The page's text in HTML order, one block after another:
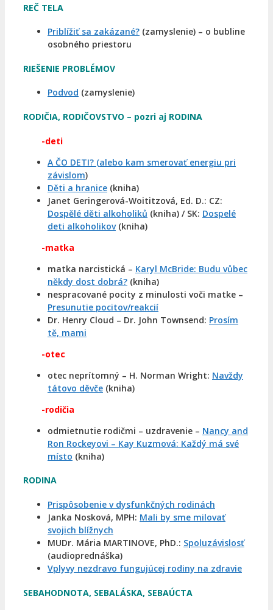
REČ TELA
Priblížiť sa zakázané? (zamyslenie) – o bubline
osobného priestoru
RIEŠENIE PROBLÉMOV
Podvod (zamyslenie)
RODIČIA, RODIČOVSTVO – pozri aj RODINA
-deti
A ČO DETI? (alebo kam smerovať energiu pri
závislom)
Děti a hranice (kniha)
Janet Geringerová-Woititzová, Ed. D.: CZ:
Dospělé děti alkoholiků (kniha) / SK: Dospelé
deti alkoholikov(kniha)
-matka
matka narcistická – Karyl McBride: Budu vůbec
někdy dost dobrá? (kniha)
nespracované pocity z minulosti voči matke –
Presunutie pocitov/reakcií
Dr. Henry Cloud – Dr. John Townsend: Prosím
tě, mami
-otec
otec neprítomný – H. Norman Wright: Navždy
tátovo děvče (kniha)
-rodičia
odmietnutie rodičmi – uzdravenie – Nancy and
Ron Rockeyovi – Kay Kuzmová: Každý má své
místo (kniha)
RODINA
Prispôsobenie v dysfunkčných rodinách
Janka Nosková, MPH: Mali by sme milovať
svojich blížnych
MUDr. Mária MARTINOVE, PhD.: Spoluzávislosť
(audioprednáška)
Vplyvy nezdravo fungujúcej rodiny na zdravie
SEBAHODNOTA, SEBALÁSKA, SEBAÚCTA